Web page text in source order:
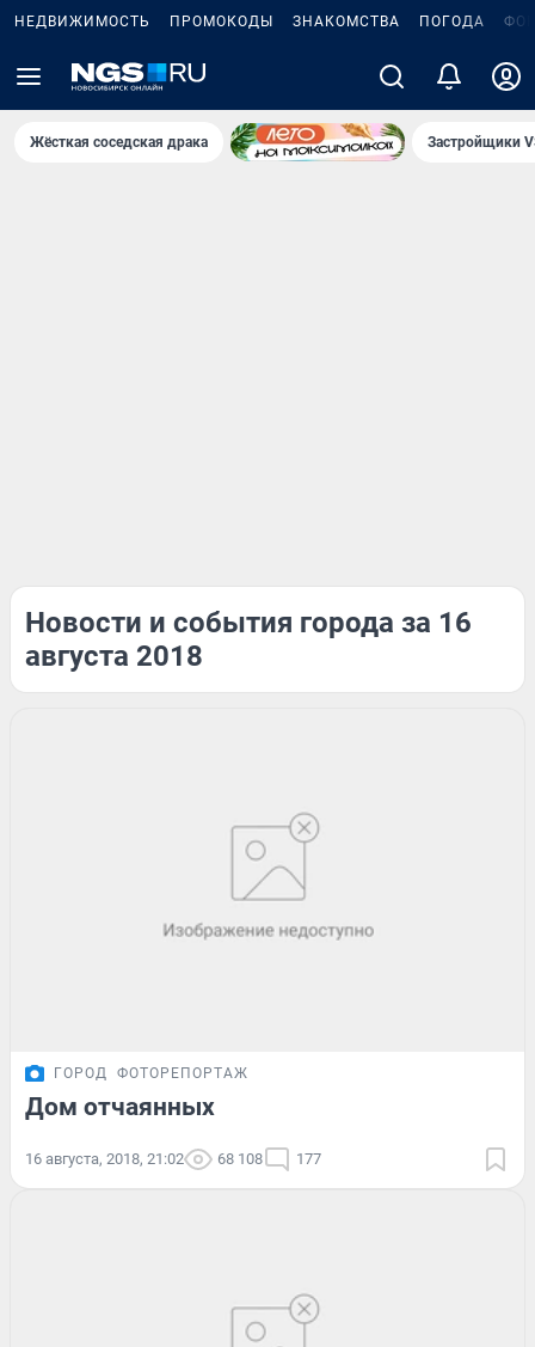
НЕДВИЖИМОСТЬ ПРОМОКОДЫ ЗНАКОМСТВА ПОГОДА
Жёсткая соседская драка Застройщики
Новости и события города за 16
августа 2018
ГОРОД ФОТОРЕПОРТАЖ
Дом отчаянных
16 августа, 2018, 21:02 68 108 177